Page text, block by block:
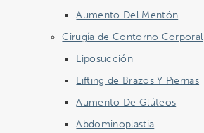
Aumento Del Mentón
Cirugía de Contorno Corporal
Liposucción
Lifting de Brazos Y Piernas
Aumento De Glúteos
Abdominoplastia